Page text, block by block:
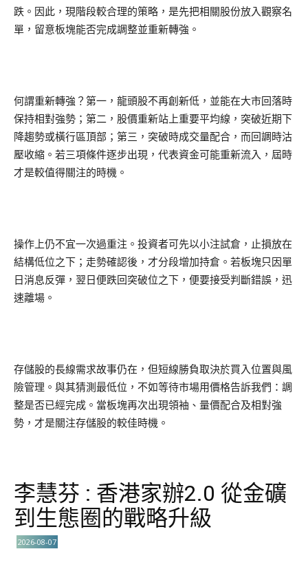
跌。因此，現階段較合理的策略，是先把相關股份放入觀察名
單，留意板塊能否完成調整並重新轉強。
何謂重新轉強？第一，龍頭股不再創新低，並能在大市回落時
保持相對強勢；第二，股價重新站上重要平均線，突破近期下
降趨勢或橫行區頂部；第三，突破時成交量配合，而回調時沽
壓收縮。若三項條件逐步出現，代表資金可能重新流入，屆時
才是較值得關注的時機。
操作上仍不宜一次過重注。投資者可先以小注試倉，止損放在
結構低位之下；走勢確認後，才分段增加持倉。若板塊只因單
日消息反彈，翌日便跌回突破位之下，便要接受判斷錯誤，迅
速離場。
存儲股的長線需求故事仍在，但短線勝負取決於買入位置與風
險管理。與其猜測最低位，不如等待市場用價格告訴我們：調
整是否已經完成。當板塊再次出現領袖、量價配合及相對強
勢，才是關注存儲股的較佳時機。
李慧芬 : 香港家辦2.0 從金礦
到生態圈的戰略升級
2026-08-07